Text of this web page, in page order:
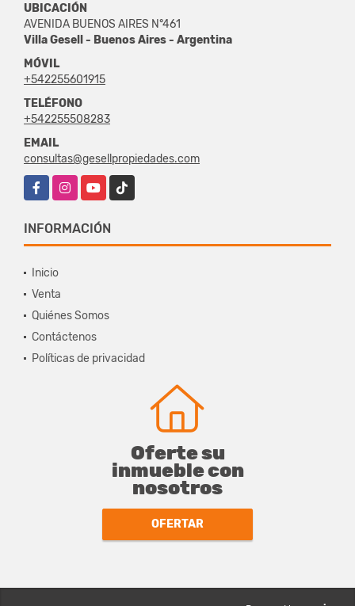
UBICACIÓN
AVENIDA BUENOS AIRES N°461
Villa Gesell - Buenos Aires - Argentina
MÓVIL
+542255601915
TELÉFONO
+542255508283
EMAIL
consultas@gesellpropiedades.com
FacebookInstagramYouTubeTikTok
INFORMACIÓN
Inicio
Venta
Quiénes Somos
Contáctenos
Políticas de privacidad
Oferte su
inmueble con
nosotros
OFERTAR